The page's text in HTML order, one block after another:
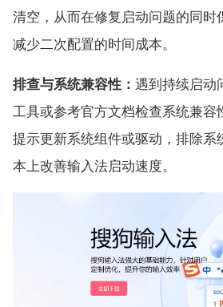
清空，从而在修复启动问题的同时
减少二次配置的时间成本。
排查与系统兼容性： 遇到持续启动
工具或参考官方文档检查系统兼容
提示更新系统组件或驱动，排除系
本上改善输入法启动速度。